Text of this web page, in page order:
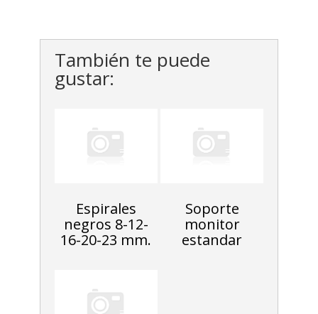
También te puede
gustar:
Espirales
negros 8-12-
16-20-23 mm.
Soporte
monitor
estandar